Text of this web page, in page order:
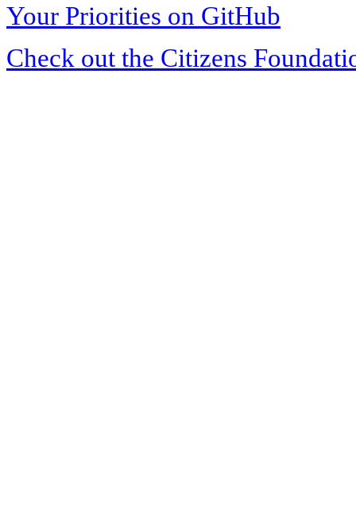
Your Priorities on GitHub
Check out the Citizens